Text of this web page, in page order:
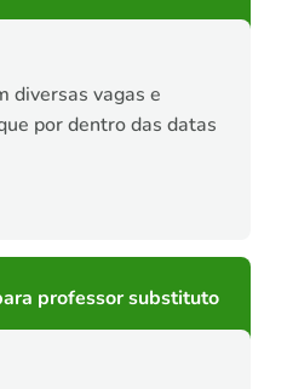
diversas vagas e
por dentro das datas
professor substituto